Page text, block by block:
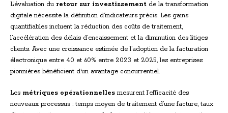
L’évaluation du retour sur investissement de la transformation
digitale nécessite la définition d’indicateurs précis. Les gains
quantifiables incluent la réduction des coûts de traitement,
l’accélération des délais d’encaissement et la diminution des litiges
clients. Avec une croissance estimée de l’adoption de la facturation
électronique entre 40 et 60% entre 2023 et 2025, les entreprises
pionnières bénéficient d’un avantage concurrentiel.
Les métriques opérationnelles mesurent l’efficacité des
nouveaux processus : temps moyen de traitement d’une facture, taux